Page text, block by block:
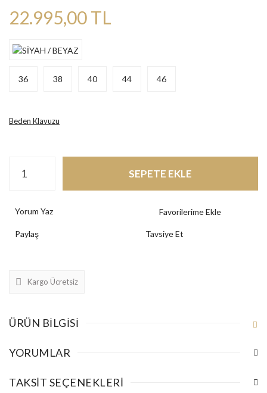
22.995,00 TL
36 38 40 44 46
Beden Klavuzu
SEPETE EKLE
Yorum Yaz
Paylaş Tavsiye Et
Kargo Ücretsiz
ÜRÜN BILGISI
YORUMLAR
TAKSIT SEÇENEKLERI